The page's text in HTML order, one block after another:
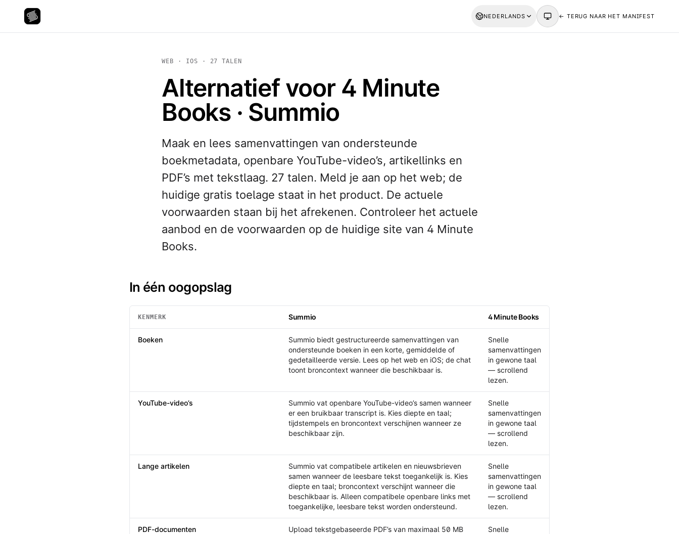
NEDERLANDS ← TERUG NAAR HET MANIFEST
WEB · IOS · 27 TALEN
Alternatief voor 4 Minute
Books · Summio
Maak en lees samenvattingen van ondersteunde
boekmetadata, openbare YouTube-video’s, artikellinks en
PDF’s met tekstlaag. 27 talen. Meld je aan op het web; de
huidige gratis toelage staat in het product. De actuele
voorwaarden staan bij het afrekenen. Controleer het actuele
aanbod en de voorwaarden op de huidige site van 4 Minute
Books.
In één oogopslag
KENMERK Summio 4 Minute Books
Boeken
Summio biedt gestructureerde samenvattingen van
ondersteunde boeken in een korte, gemiddelde of
gedetailleerde versie. Lees op het web en iOS; de chat
toont broncontext wanneer die beschikbaar is.
Snelle
samenvattingen
in gewone taal
— scrollend
lezen.
YouTube-video’s
Summio vat openbare YouTube-video’s samen wanneer
er een bruikbaar transcript is. Kies diepte en taal;
tijdstempels en broncontext verschijnen wanneer ze
beschikbaar zijn.
Snelle
samenvattingen
in gewone taal
— scrollend
lezen.
Lange artikelen
Summio vat compatibele artikelen en nieuwsbrieven
samen wanneer de leesbare tekst toegankelijk is. Kies
diepte en taal; broncontext verschijnt wanneer die
beschikbaar is. Alleen compatibele openbare links met
toegankelijke, leesbare tekst worden ondersteund.
Snelle
samenvattingen
in gewone taal
— scrollend
lezen.
PDF-documenten
Upload tekstgebaseerde PDF’s van maximaal 50 MB
Snelle